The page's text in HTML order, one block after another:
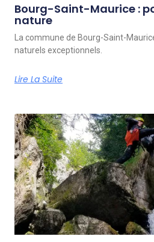
Bourg-Saint-Maurice :
nature
La commune de Bourg-Saint-
naturels exceptionnels.
Lire La Suite